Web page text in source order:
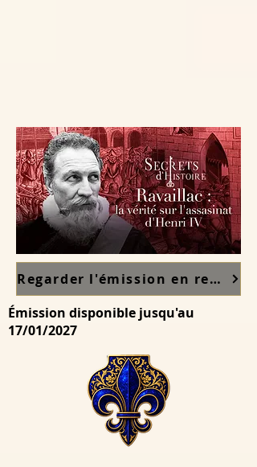
Regarder l'émission en replay sur France TV ici
Émission disponible jusqu'au
17/01/2027